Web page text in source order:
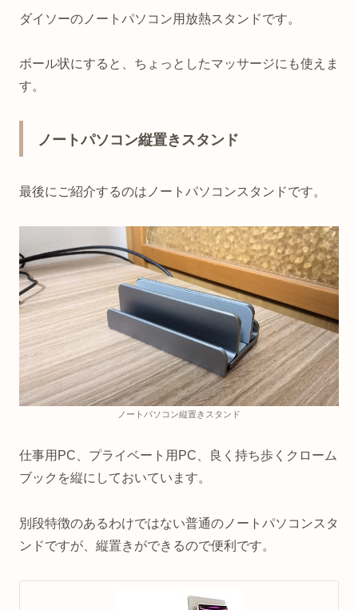
ダイソーのノートパソコン用放熱スタンドです。
ボール状にすると、ちょっとしたマッサージにも使えま
す。
ノートパソコン縦置きスタンド
最後にご紹介するのはノートパソコンスタンドです。
ノートパソコン縦置きスタンド
仕事用PC、プライベート用PC、良く持ち歩くクローム
ブックを縦にしておいています。
別段特徴のあるわけではない普通のノートパソコンスタ
ンドですが、縦置きができるので便利です。